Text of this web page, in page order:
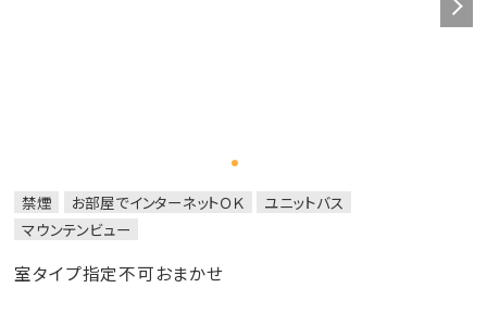
禁煙 お部屋でインターネットＯＫ
ユニットバス
マウンテンビュー
室タイプ指定不可おまかせ